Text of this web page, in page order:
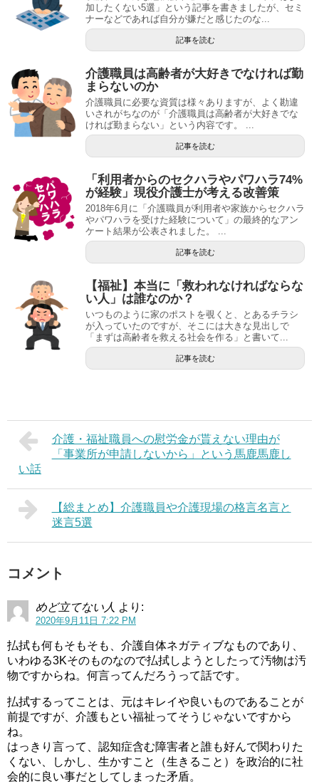
加したくない5選」という記事を書きましたが、セミ
ナーなどであれば自分が嫌だと感じたのな...
記事を読む
介護職員は高齢者が大好きでなければ勤
まらないのか
介護職員に必要な資質は様々ありますが、よく勘違
いされがちなのが「介護職員は高齢者が大好きでな
ければ勤まらない」という内容です。 ...
記事を読む
「利用者からのセクハラやパワハラ74%
が経験」現役介護士が考える改善策
2018年6月に「介護職員が利用者や家族からセクハラ
やパワハラを受けた経験について」の最終的なアン
ケート結果が公表されました。 ...
記事を読む
【福祉】本当に「救われなければならな
い人」は誰なのか？
いつものように家のポストを覗くと、とあるチラシ
が入っていたのですが、そこには大きな見出しで
「まずは高齢者を救える社会を作る」と書いて...
記事を読む
介護・福祉職員への慰労金が貰えない理由が
「事業所が申請しないから」という馬鹿馬鹿し
い話
【総まとめ】介護職員や介護現場の格言名言と
迷言5選
コメント
めど立てない人 より:
2020年9月11日 7:22 PM
払拭も何もそもそも、介護自体ネガティブなものであり、
いわゆる3Kそのものなので払拭しようとしたって汚物は汚
物ですからね。何言ってんだろうって話です。
払拭するってことは、元はキレイや良いものであることが
前提ですが、介護もとい福祉ってそうじゃないですから
ね。
はっきり言って、認知症含む障害者と誰も好んで関わりた
くない、しかし、生かすこと（生きること）を政治的に社
会的に良い事だとしてしまった矛盾。